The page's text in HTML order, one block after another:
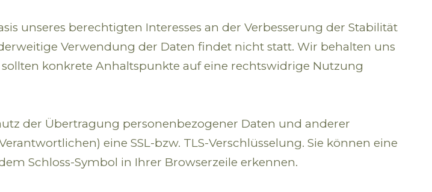
unseres berechtigten Interesses an der Verbesserung der Stabilität
Verwendung der Daten findet nicht statt. Wir behalten uns
konkrete Anhaltspunkte auf eine rechtswidrige Nutzung
der Übertragung personenbezogener Daten und anderer
eine SSL-bzw. TLS-Verschlüsselung. Sie können eine
Schloss-Symbol in Ihrer Browserzeile erkennen.